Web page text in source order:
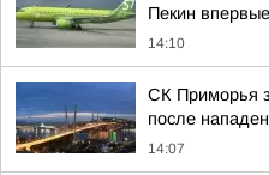
Пекин
14:10
СК Приморья
после
14:07